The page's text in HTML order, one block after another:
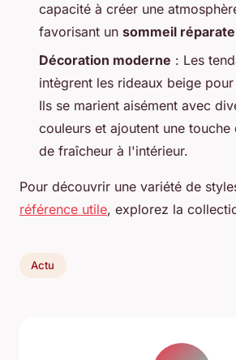
capacité à créer une
favorisant un sommeil
Décoration moderne : Les
intègrent les rideaux beige
Ils se marient aisément avec
couleurs et ajoutent une
de fraîcheur à l'intérieur.
Pour découvrir une variété de
référence utile, explorez la
Actu